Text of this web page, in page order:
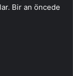
Bir an öncede